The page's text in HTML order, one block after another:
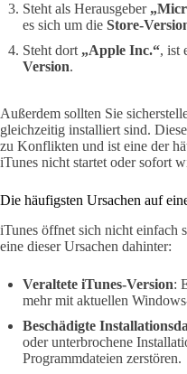
Steht als Herausgeber
es sich um die Store-
Steht dort „Apple Inc.“, ist
Version.
Außerdem sollten Sie
gleichzeitig installiert sind.
zu Konflikten und ist eine der
iTunes nicht startet oder sofort
Die häufigsten Ursachen auf
iTunes öffnet sich nicht einfach
eine dieser Ursachen dahinter:
Veraltete iTunes-Version:
mehr mit aktuellen
Beschädigte
oder unterbrochene
Programmdateien zerstören.